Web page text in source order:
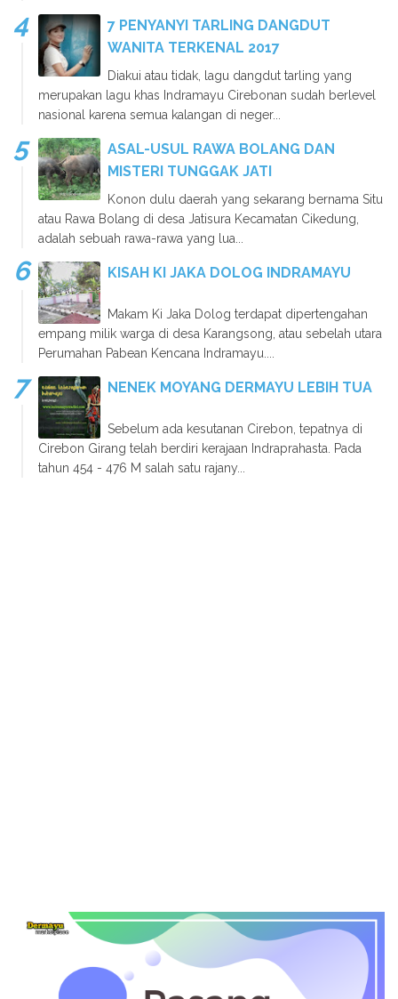
7 PENYANYI TARLING DANGDUT
WANITA TERKENAL 2017
Diakui atau tidak, lagu dangdut tarling yang
merupakan lagu khas Indramayu Cirebonan sudah berlevel
nasional karena semua kalangan di neger...
ASAL-USUL RAWA BOLANG DAN
MISTERI TUNGGAK JATI
Konon dulu daerah yang sekarang bernama Situ
atau Rawa Bolang di desa Jatisura Kecamatan Cikedung,
adalah sebuah rawa-rawa yang lua...
KISAH KI JAKA DOLOG INDRAMAYU
Makam Ki Jaka Dolog terdapat dipertengahan
empang milik warga di desa Karangsong, atau sebelah utara
Perumahan Pabean Kencana Indramayu....
NENEK MOYANG DERMAYU LEBIH TUA
Sebelum ada kesutanan Cirebon, tepatnya di
Cirebon Girang telah berdiri kerajaan Indraprahasta. Pada
tahun 454 - 476 M salah satu rajany...